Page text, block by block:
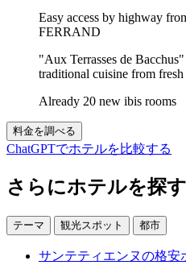
Easy access by highway
FERRAND
"Aux Terrasses de
traditional cuisine from
Already 20 new ibis rooms
料金を調べる
ChatGPTでホテルを比較する
さらにホテルを探す
テーマ 観光スポット 都市
サンテティエンヌの格安